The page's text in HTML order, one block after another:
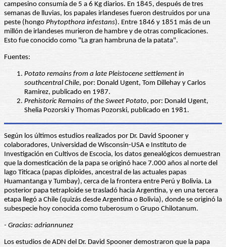
campesino consumía de 5 a 6 Kg diarios. En 1845, después de tres
semanas de lluvias, los papales irlandeses fueron destruidos por una
peste (hongo Phytopthora infestans). Entre 1846 y 1851 más de un
millón de irlandeses murieron de hambre y de otras complicaciones.
Esto fue conocido como "La gran hambruna de la patata".
Fuentes:
Potato remains from a late Pleistocene settlement in
southcentral Chile, por: Donald Ugent, Tom Dillehay y Carlos
Ramirez, publicado en 1987.
Prehistoric Remains of the Sweet Potato, por: Donald Ugent,
Shelia Pozorski y Thomas Pozorski, publicado en 1981.
Según los últimos estudios realizados por Dr. David Spooner y
colaboradores, Universidad de Wisconsin-USA e Instituto de
Investigación en Cultivos de Escocia, los datos genealógicos demuestran
que la domesticación de la papa se originó hace 7.000 años al norte del
lago Titicaca (papas diploides, ancestral de las actuales papas
Huamantanga y Tumbay), cerca de la frontera entre Perú y Bolivia. La
posterior papa tetraploide se trasladó hacia Argentina, y en una tercera
etapa llegó a Chile (quizás desde Argentina o Bolivia), donde se originó la
subespecie hoy conocida como tuberosum o Grupo Chilotanum.
- Gracias: adriannunez
Los estudios de ADN del Dr. David Spooner demostraron que la papa